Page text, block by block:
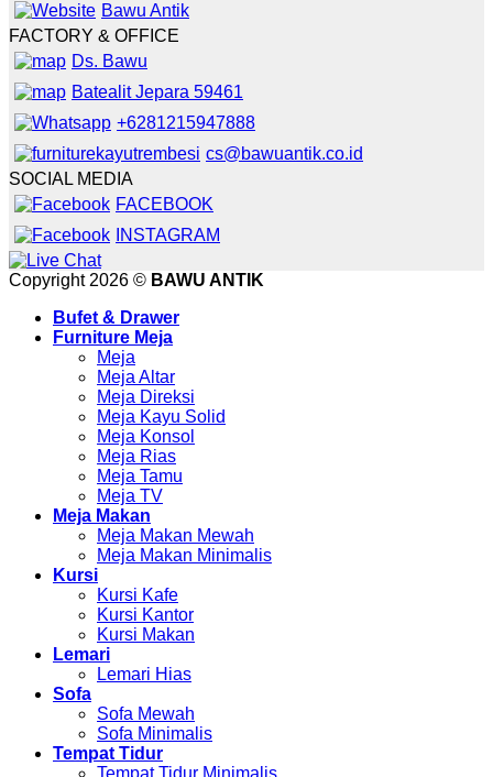
Bawu Antik
FACTORY & OFFICE
Ds. Bawu
Batealit Jepara 59461
+6281215947888
cs@bawuantik.co.id
SOCIAL MEDIA
FACEBOOK
INSTAGRAM
Copyright 2026 © BAWU ANTIK
Bufet & Drawer
Furniture Meja
Meja
Meja Altar
Meja Direksi
Meja Kayu Solid
Meja Konsol
Meja Rias
Meja Tamu
Meja TV
Meja Makan
Meja Makan Mewah
Meja Makan Minimalis
Kursi
Kursi Kafe
Kursi Kantor
Kursi Makan
Lemari
Lemari Hias
Sofa
Sofa Mewah
Sofa Minimalis
Tempat Tidur
Tempat Tidur Minimalis